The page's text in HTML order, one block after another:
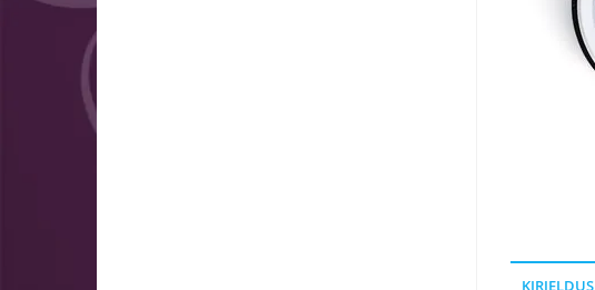
KIRJELDUS